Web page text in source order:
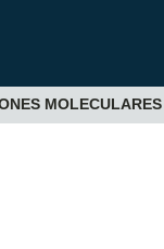
MOLECULARES